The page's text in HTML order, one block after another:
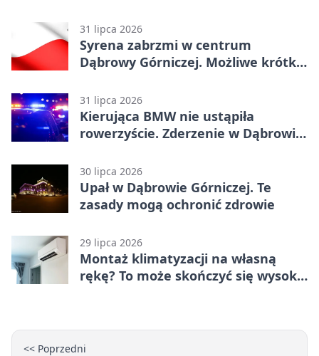
31 lipca 2026
Syrena zabrzmi w centrum
Dąbrowy Górniczej. Możliwe krótkie
31 lipca 2026
Kierująca BMW nie ustąpiła
rowerzyście. Zderzenie w Dąbrowie
30 lipca 2026
Upał w Dąbrowie Górniczej. Te
zasady mogą ochronić zdrowie
29 lipca 2026
Montaż klimatyzacji na własną
rękę? To może skończyć się wysoką
<< Poprzedni